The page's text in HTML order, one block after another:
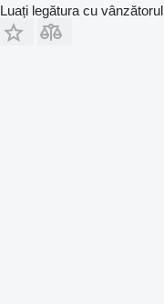
Luați legătura cu vânzătorul